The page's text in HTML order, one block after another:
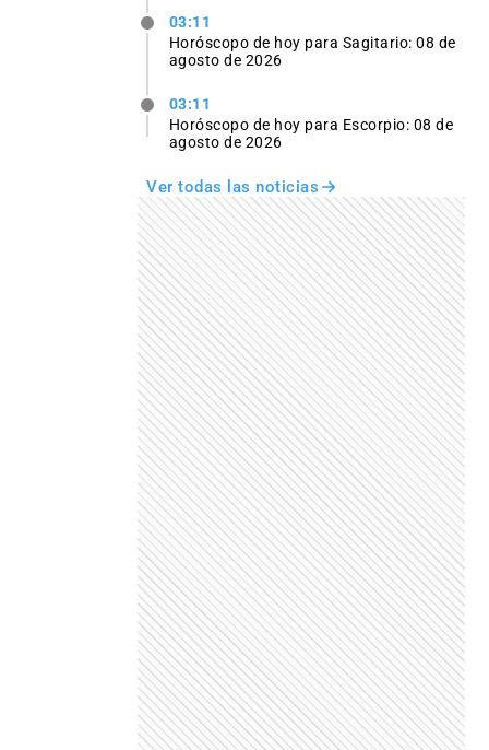
03:11
Horóscopo de hoy para Sagitario: 08 de
agosto de 2026
03:11
Horóscopo de hoy para Escorpio: 08 de
agosto de 2026
Ver todas las noticias